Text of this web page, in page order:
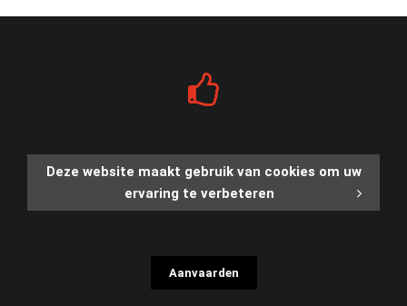
Deze website maakt gebruik van cookies om uw
ervaring te verbeteren
Aanvaarden